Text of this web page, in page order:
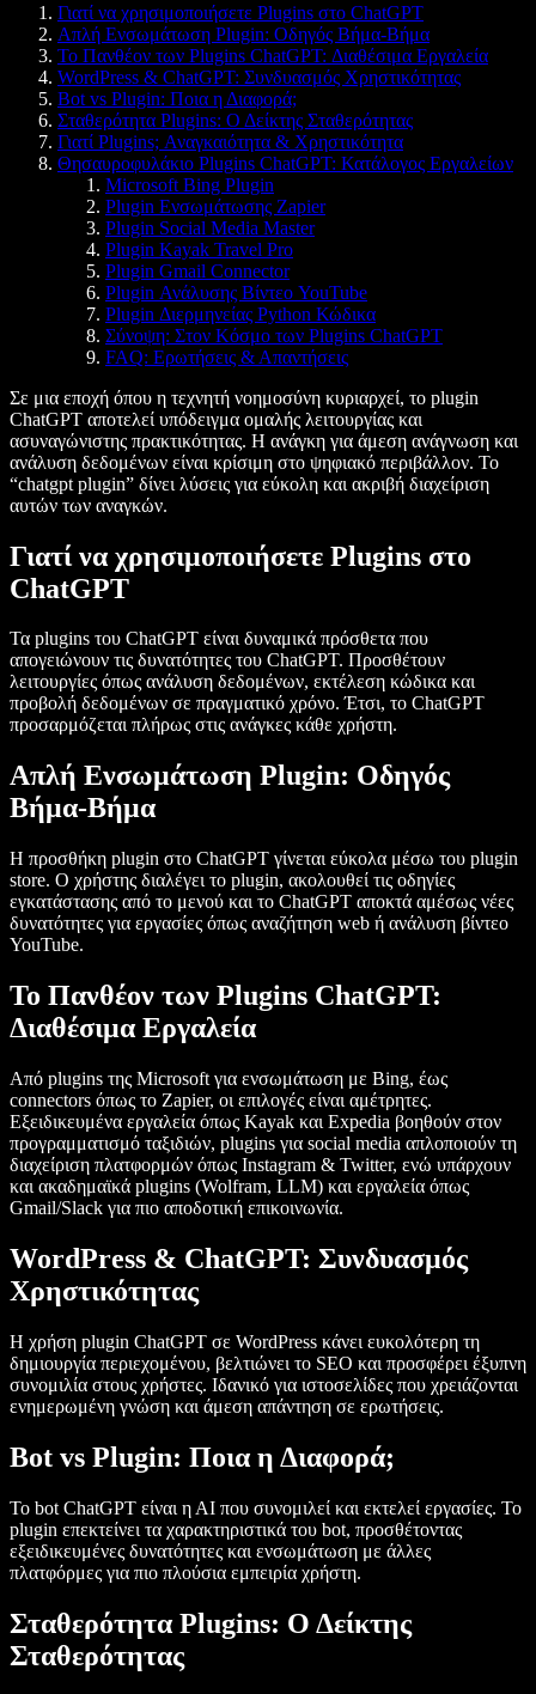
Γιατί να χρησιμοποιήσετε Plugins στο ChatGPT
Απλή Ενσωμάτωση Plugin: Οδηγός Βήμα-Βήμα
Το Πανθέον των Plugins ChatGPT: Διαθέσιμα Εργαλεία
WordPress & ChatGPT: Συνδυασμός Χρηστικότητας
Bot vs Plugin: Ποια η Διαφορά;
Σταθερότητα Plugins: Ο Δείκτης Σταθερότητας
Γιατί Plugins; Αναγκαιότητα & Χρηστικότητα
Θησαυροφυλάκιο Plugins ChatGPT: Κατάλογος Εργαλείων
Microsoft Bing Plugin
Plugin Ενσωμάτωσης Zapier
Plugin Social Media Master
Plugin Kayak Travel Pro
Plugin Gmail Connector
Plugin Ανάλυσης Βίντεο YouTube
Plugin Διερμηνείας Python Κώδικα
Σύνοψη: Στον Κόσμο των Plugins ChatGPT
FAQ: Ερωτήσεις & Απαντήσεις
Σε μια εποχή όπου η τεχνητή νοημοσύνη κυριαρχεί, το plugin
ChatGPT αποτελεί υπόδειγμα ομαλής λειτουργίας και
ασυναγώνιστης πρακτικότητας. Η ανάγκη για άμεση ανάγνωση και
ανάλυση δεδομένων είναι κρίσιμη στο ψηφιακό περιβάλλον. Το
“chatgpt plugin” δίνει λύσεις για εύκολη και ακριβή διαχείριση
αυτών των αναγκών.
Γιατί να χρησιμοποιήσετε Plugins στο
ChatGPT
Τα plugins του ChatGPT είναι δυναμικά πρόσθετα που
απογειώνουν τις δυνατότητες του ChatGPT. Προσθέτουν
λειτουργίες όπως ανάλυση δεδομένων, εκτέλεση κώδικα και
προβολή δεδομένων σε πραγματικό χρόνο. Έτσι, το ChatGPT
προσαρμόζεται πλήρως στις ανάγκες κάθε χρήστη.
Απλή Ενσωμάτωση Plugin: Οδηγός
Βήμα-Βήμα
Η προσθήκη plugin στο ChatGPT γίνεται εύκολα μέσω του plugin
store. Ο χρήστης διαλέγει το plugin, ακολουθεί τις οδηγίες
εγκατάστασης από το μενού και το ChatGPT αποκτά αμέσως νέες
δυνατότητες για εργασίες όπως αναζήτηση web ή ανάλυση βίντεο
YouTube.
Το Πανθέον των Plugins ChatGPT:
Διαθέσιμα Εργαλεία
Από plugins της Microsoft για ενσωμάτωση με Bing, έως
connectors όπως το Zapier, οι επιλογές είναι αμέτρητες.
Εξειδικευμένα εργαλεία όπως Kayak και Expedia βοηθούν στον
προγραμματισμό ταξιδιών, plugins για social media απλοποιούν τη
διαχείριση πλατφορμών όπως Instagram & Twitter, ενώ υπάρχουν
και ακαδημαϊκά plugins (Wolfram, LLM) και εργαλεία όπως
Gmail/Slack για πιο αποδοτική επικοινωνία.
WordPress & ChatGPT: Συνδυασμός
Χρηστικότητας
Η χρήση plugin ChatGPT σε WordPress κάνει ευκολότερη τη
δημιουργία περιεχομένου, βελτιώνει το SEO και προσφέρει έξυπνη
συνομιλία στους χρήστες. Ιδανικό για ιστοσελίδες που χρειάζονται
ενημερωμένη γνώση και άμεση απάντηση σε ερωτήσεις.
Bot vs Plugin: Ποια η Διαφορά;
Το bot ChatGPT είναι η ΑΙ που συνομιλεί και εκτελεί εργασίες. Το
plugin επεκτείνει τα χαρακτηριστικά του bot, προσθέτοντας
εξειδικευμένες δυνατότητες και ενσωμάτωση με άλλες
πλατφόρμες για πιο πλούσια εμπειρία χρήστη.
Σταθερότητα Plugins: Ο Δείκτης
Σταθερότητας